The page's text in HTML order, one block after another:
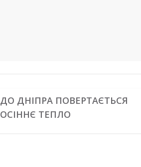
ДО ДНІПРА ПОВЕРТАЄТЬСЯ
ОСІННЄ ТЕПЛО